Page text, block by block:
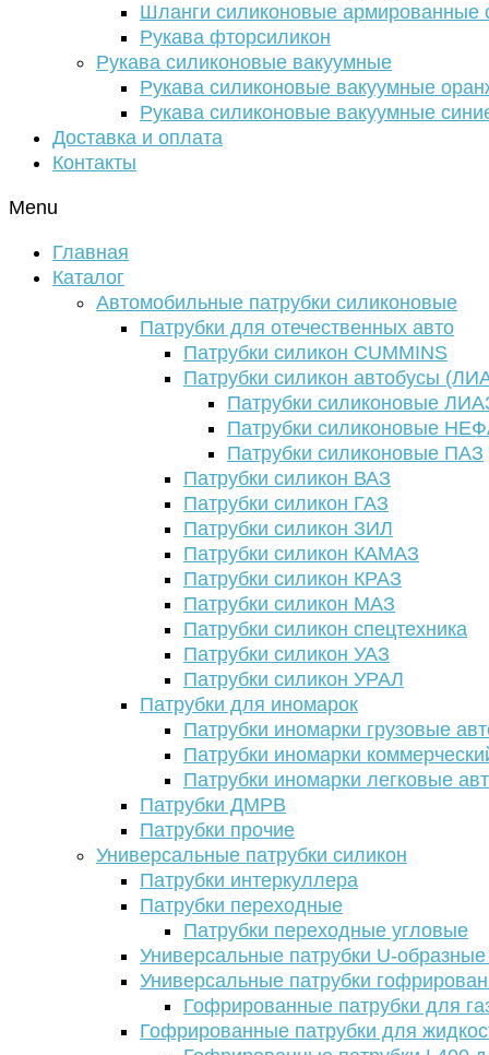
Шланги силиконовые армированные
Рукава фторсиликон
Рукава силиконовые вакуумные
Рукава силиконовые вакуумные
Рукава силиконовые вакуумные
Доставка и оплата
Контакты
Menu
Главная
Каталог
Автомобильные патрубки силиконовые
Патрубки для отечественных авто
Патрубки силикон CUMMINS
Патрубки силикон автобусы
Патрубки силиконовые
Патрубки силиконовые
Патрубки силиконовые ПАЗ
Патрубки силикон ВАЗ
Патрубки силикон ГАЗ
Патрубки силикон ЗИЛ
Патрубки силикон КАМАЗ
Патрубки силикон КРАЗ
Патрубки силикон МАЗ
Патрубки силикон спецтехника
Патрубки силикон УАЗ
Патрубки силикон УРАЛ
Патрубки для иномарок
Патрубки иномарки грузовые
Патрубки иномарки
Патрубки иномарки легковые
Патрубки ДМРВ
Патрубки прочие
Универсальные патрубки силикон
Патрубки интеркуллера
Патрубки переходные
Патрубки переходные угловые
Универсальные патрубки U-
Универсальные патрубки
Гофрированные патрубки для
Гофрированные патрубки для